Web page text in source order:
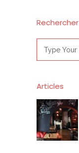
Rechercher
for:
Articles